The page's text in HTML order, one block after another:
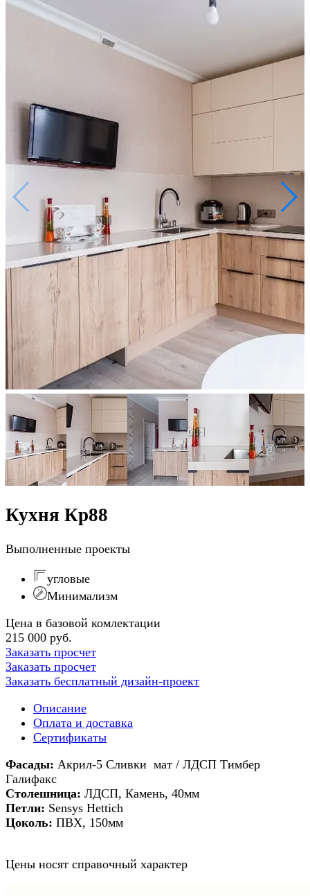
Кухня Кр88
Выполненные проекты
угловые
Минимализм
Цена в базовой комлектации
215 000 руб.
Заказать просчет
Заказать просчет
Заказать бесплатный дизайн-проект
Описание
Оплата и доставка
Сертификаты
Фасады: Акрил-5 Сливки мат / ЛДСП Тимбер
Галифакс
Столешница: ЛДСП, Камень, 40мм
Петли: Sensys Hettich
Цоколь: ПВХ, 150мм
Цены носят справочный характер